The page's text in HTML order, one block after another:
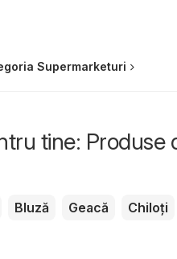
Supermarketuri
tine: Produse
Bluză Geacă Chiloți